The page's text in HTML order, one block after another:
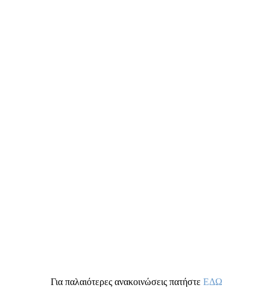
Για παλαιότερες ανακοινώσεις πατήστε ΕΔΩ